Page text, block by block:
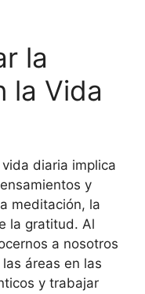
la
la Vida
diaria implica
y
meditación, la
la gratitud. Al
a nosotros
áreas en las
y trabajar